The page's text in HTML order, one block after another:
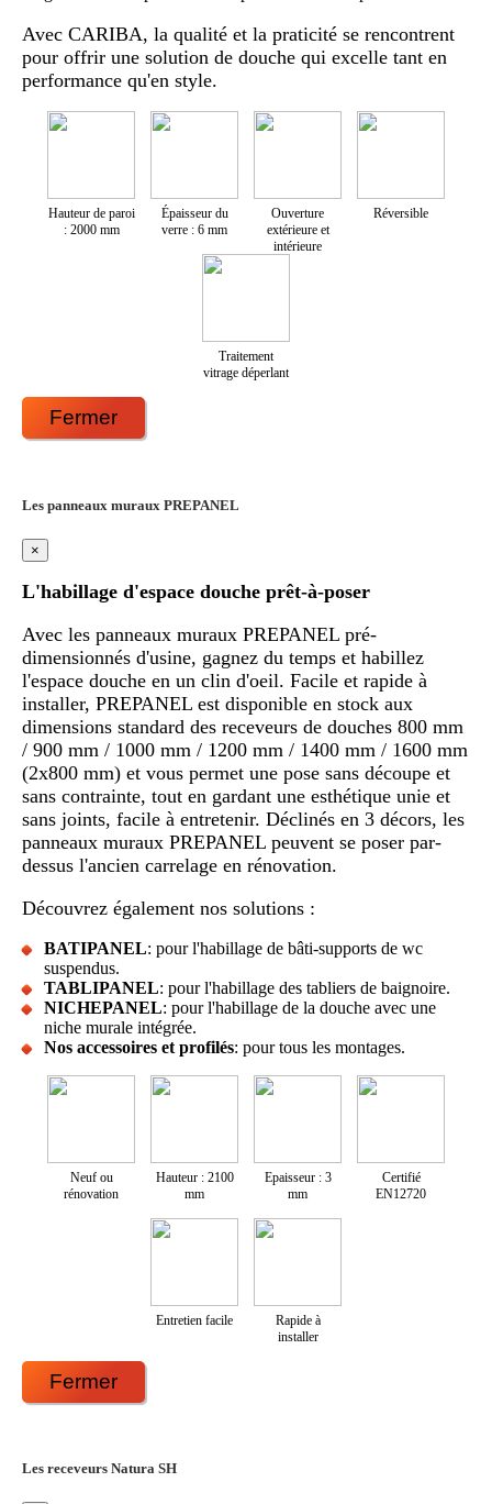
Avec CARIBA, la qualité et la praticité se rencontrent
pour offrir une solution de douche qui excelle tant en
performance qu'en style.
Hauteur de paroi
: 2000 mm
Épaisseur du
verre : 6 mm
Ouverture
extérieure et
intérieure
Réversible
Traitement
vitrage déperlant
Fermer
Les panneaux muraux PREPANEL
×
L'habillage d'espace douche prêt-à-poser
Avec les panneaux muraux PREPANEL pré-
dimensionnés d'usine, gagnez du temps et habillez
l'espace douche en un clin d'oeil. Facile et rapide à
installer, PREPANEL est disponible en stock aux
dimensions standard des receveurs de douches 800 mm
/ 900 mm / 1000 mm / 1200 mm / 1400 mm / 1600 mm
(2x800 mm) et vous permet une pose sans découpe et
sans contrainte, tout en gardant une esthétique unie et
sans joints, facile à entretenir. Déclinés en 3 décors, les
panneaux muraux PREPANEL peuvent se poser par-
dessus l'ancien carrelage en rénovation.
Découvrez également nos solutions :
BATIPANEL: pour l'habillage de bâti-supports de wc
suspendus.
TABLIPANEL: pour l'habillage des tabliers de baignoire.
NICHEPANEL: pour l'habillage de la douche avec une
niche murale intégrée.
Nos accessoires et profilés: pour tous les montages.
Neuf ou
rénovation
Hauteur : 2100
mm
Epaisseur : 3
mm
Certifié
EN12720
Entretien facile
Rapide à
installer
Fermer
Les receveurs Natura SH